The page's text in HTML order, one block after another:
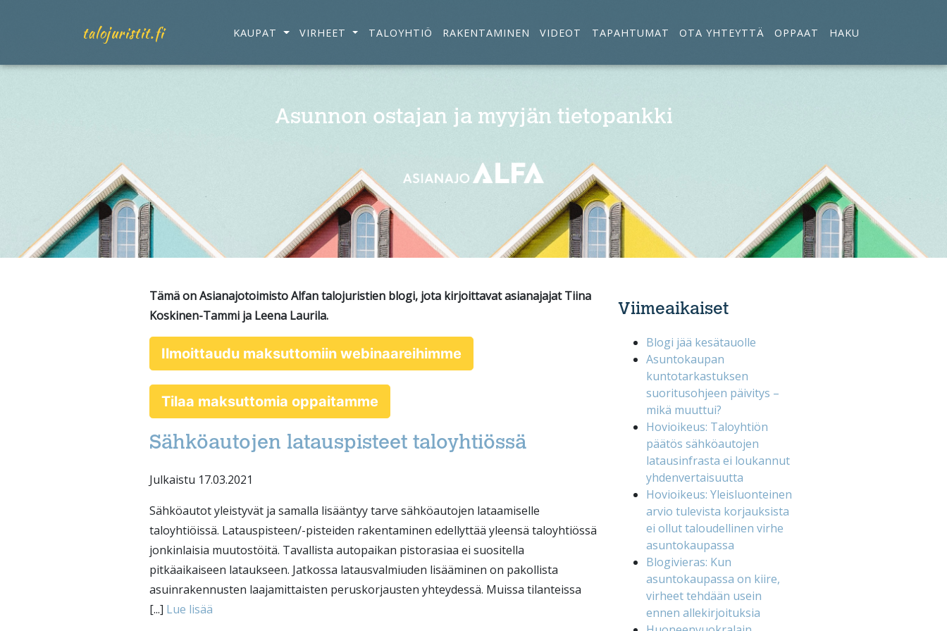
talojuristit.fi KAUPAT VIRHEET TALOYHTIÖ RAKENTAMINEN VIDEOT TAPAHTUMAT OTA YHTEYTTÄ OPPAAT HAKU
Asunnon ostajan ja myyjän tietopankki
Tämä on Asianajotoimisto Alfan talojuristien blogi, jota kirjoittavat asianajajat Tiina
Koskinen-Tammi ja Leena Laurila.
Ilmoittaudu maksuttomiin webinaareihimme
Tilaa maksuttomia oppaitamme
Sähköautojen latauspisteet taloyhtiössä
Julkaistu 17.03.2021
Sähköautot yleistyvät ja samalla lisääntyy tarve sähköautojen lataamiselle
taloyhtiöissä. Latauspisteen/-pisteiden rakentaminen edellyttää yleensä taloyhtiössä
jonkinlaisia muutostöitä. Tavallista autopaikan pistorasiaa ei suositella
pitkäaikaiseen lataukseen. Jatkossa latausvalmiuden lisääminen on pakollista
asuinrakennusten laajamittaisten peruskorjausten yhteydessä. Muissa tilanteissa
[...] Lue lisää
Viimeaikaiset
Blogi jää kesätauolle
Asuntokaupan
kuntotarkastuksen
suoritusohjeen päivitys –
mikä muuttui?
Hovioikeus: Taloyhtiön
päätös sähköautojen
latausinfrasta ei loukannut
yhdenvertaisuutta
Hovioikeus: Yleisluonteinen
arvio tulevista korjauksista
ei ollut taloudellinen virhe
asuntokaupassa
Blogivieras: Kun
asuntokaupassa on kiire,
virheet tehdään usein
ennen allekirjoituksia